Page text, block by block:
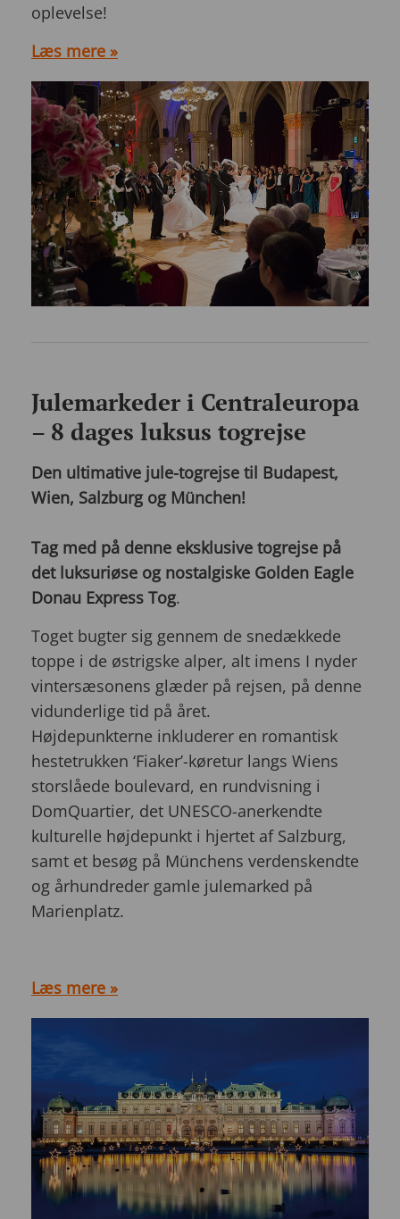
oplevelse!
Læs mere »
Julemarkeder i Centraleuropa
– 8 dages luksus togrejse
Den ultimative jule-togrejse til Budapest,
Wien, Salzburg og München!
Tag med på denne eksklusive togrejse på
det luksuriøse og nostalgiske Golden Eagle
Donau Express Tog.
Toget bugter sig gennem de snedækkede
toppe i de østrigske alper, alt imens I nyder
vintersæsonens glæder på rejsen, på denne
vidunderlige tid på året.
Højdepunkterne inkluderer en romantisk
hestetrukken ‘Fiaker’-køretur langs Wiens
storslåede boulevard, en rundvisning i
DomQuartier, det UNESCO-anerkendte
kulturelle højdepunkt i hjertet af Salzburg,
samt et besøg på Münchens verdenskendte
og århundreder gamle julemarked på
Marienplatz.
Læs mere »